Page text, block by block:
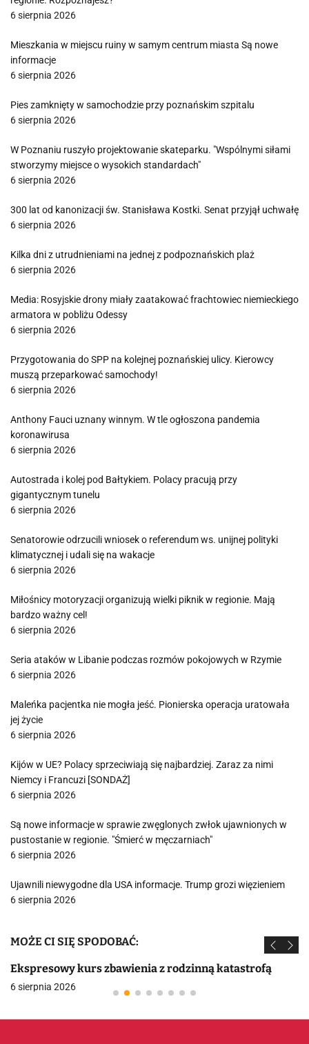
6 sierpnia 2026
Mieszkania w miejscu ruiny w samym centrum miasta Są nowe
informacje
6 sierpnia 2026
Pies zamknięty w samochodzie przy poznańskim szpitalu
6 sierpnia 2026
W Poznaniu ruszyło projektowanie skateparku. "Wspólnymi siłami
stworzymy miejsce o wysokich standardach"
6 sierpnia 2026
300 lat od kanonizacji św. Stanisława Kostki. Senat przyjął uchwałę
6 sierpnia 2026
Kilka dni z utrudnieniami na jednej z podpoznańskich plaż
6 sierpnia 2026
Media: Rosyjskie drony miały zaatakować frachtowiec niemieckiego
armatora w pobliżu Odessy
6 sierpnia 2026
Przygotowania do SPP na kolejnej poznańskiej ulicy. Kierowcy
muszą przeparkować samochody!
6 sierpnia 2026
Anthony Fauci uznany winnym. W tle ogłoszona pandemia
koronawirusa
6 sierpnia 2026
Autostrada i kolej pod Bałtykiem. Polacy pracują przy
gigantycznym tunelu
6 sierpnia 2026
Senatorowie odrzucili wniosek o referendum ws. unijnej polityki
klimatycznej i udali się na wakacje
6 sierpnia 2026
Miłośnicy motoryzacji organizują wielki piknik w regionie. Mają
bardzo ważny cel!
6 sierpnia 2026
Seria ataków w Libanie podczas rozmów pokojowych w Rzymie
6 sierpnia 2026
Maleńka pacjentka nie mogła jeść. Pionierska operacja uratowała
jej życie
6 sierpnia 2026
Kijów w UE? Polacy sprzeciwiają się najbardziej. Zaraz za nimi
Niemcy i Francuzi [SONDAŻ]
6 sierpnia 2026
Są nowe informacje w sprawie zwęglonych zwłok ujawnionych w
pustostanie w regionie. "Śmierć w męczarniach"
6 sierpnia 2026
Ujawnili niewygodne dla USA informacje. Trump grozi więzieniem
6 sierpnia 2026
MOŻE CI SIĘ SPODOBAĆ:
Ekspresowy kurs zbawienia z rodzinną katastrofą
6 sierpnia 2026